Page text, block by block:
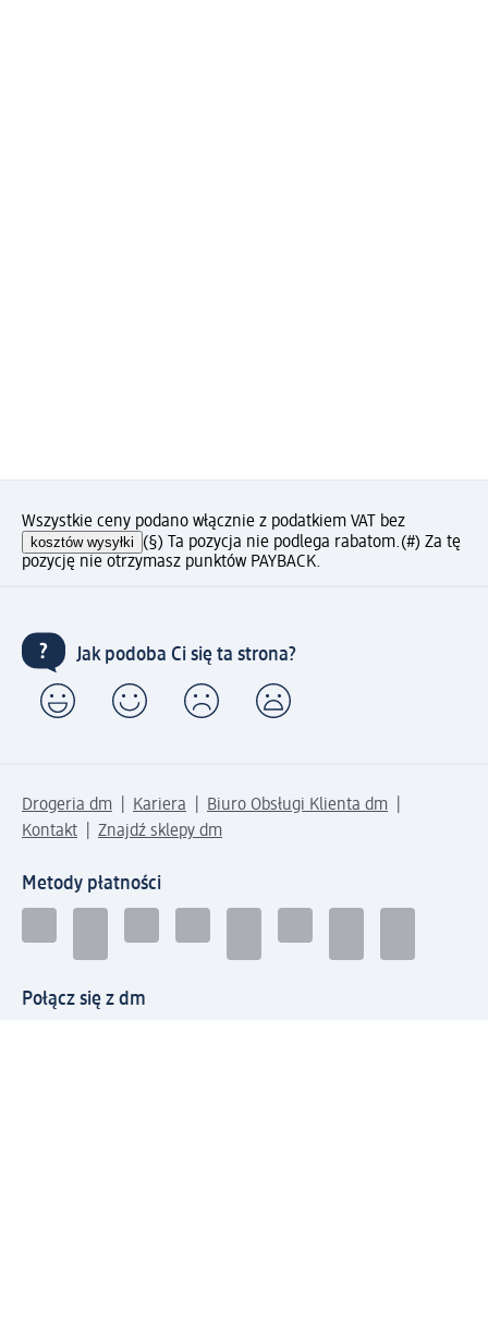
Wszystkie ceny podano włącznie z podatkiem VAT bez
kosztów wysyłki (§) Ta pozycja nie podlega rabatom.(#) Za tę
pozycję nie otrzymasz punktów PAYBACK.
Jak podoba Ci się ta strona?
Drogeria dm Kariera
Biuro Obsługi Klienta dm
Kontakt
Znajdź sklepy dm
Metody płatności
Połącz się z dm